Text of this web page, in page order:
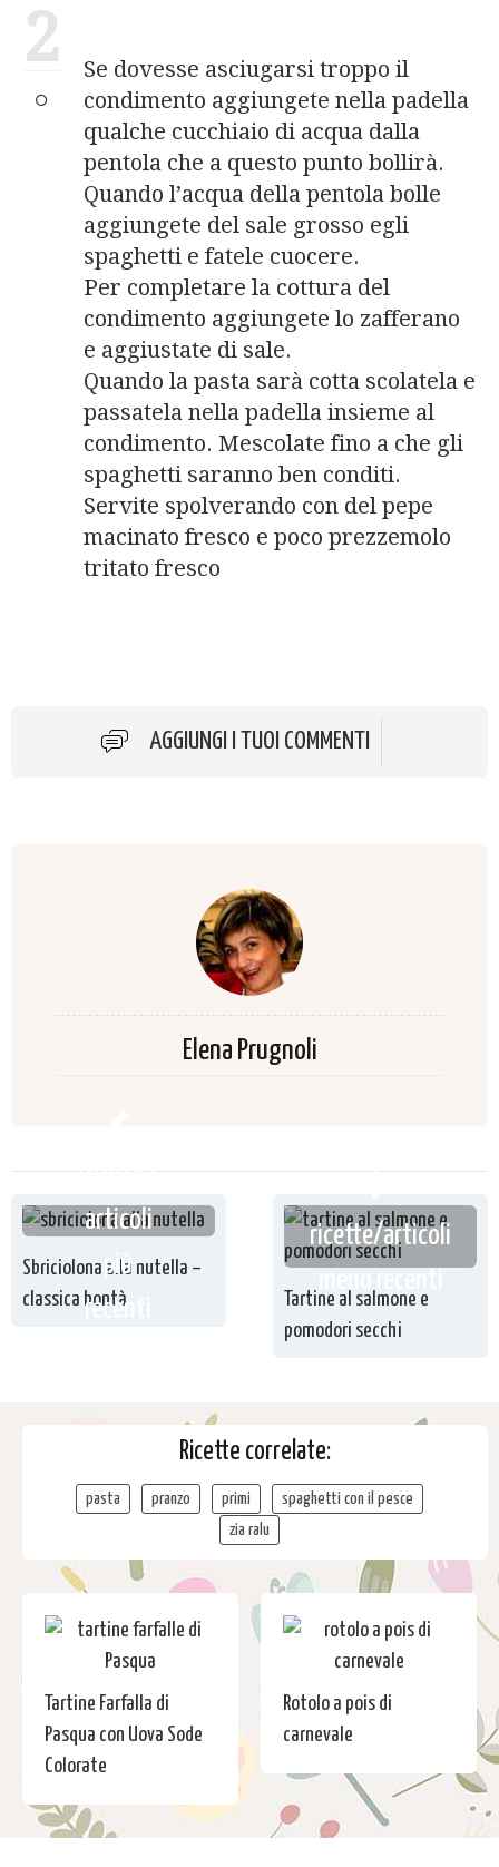
2
Se dovesse asciugarsi troppo il
condimento aggiungete nella padella
qualche cucchiaio di acqua dalla
pentola che a questo punto bollirà.
Quando l’acqua della pentola bolle
aggiungete del sale grosso egli
spaghetti e fatele cuocere.
Per completare la cottura del
condimento aggiungete lo zafferano
e aggiustate di sale.
Quando la pasta sarà cotta scolatela e
passatela nella padella insieme al
condimento. Mescolate fino a che gli
spaghetti saranno ben conditi.
Servite spolverando con del pepe
macinato fresco e poco prezzemolo
tritato fresco
AGGIUNGI I TUOI COMMENTI
Elena Prugnoli
ricette /
articoli
più
recenti
Sbriciolona alla nutella –
classica bontà
ricette/articoli
Tartine al salmone e
pomodori secchi
Ricette correlate:
pasta pranzo primi
spaghetti con il pesce
zia ralu
Tartine Farfalla di
Pasqua con Uova Sode
Colorate
Rotolo a pois di
carnevale